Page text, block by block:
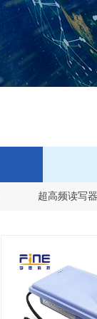
超高频读写器